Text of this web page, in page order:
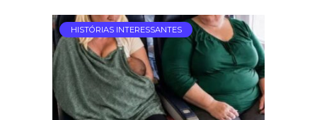
HISTÓRIAS INTERESSANTES